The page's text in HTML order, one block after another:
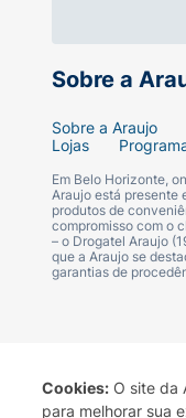
Cookies: O site da
para melhorar sua
Sobre a
Sobre a Araujo
Lojas
Em Belo Horizonte,
Araujo está presente
produtos de
compromisso com o
– o Drogatel Araujo
que a Araujo se
garantias de
Termo de Uso